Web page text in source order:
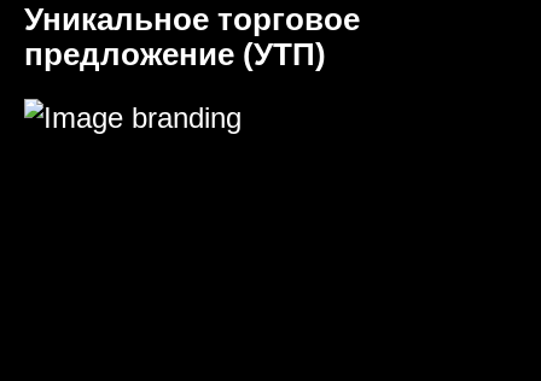
Уникальное торговое
предложение (УТП)